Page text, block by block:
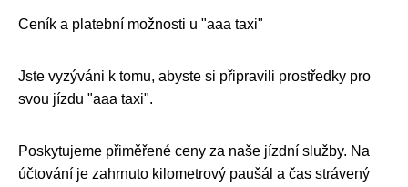
Ceník a platební možnosti u "aaa taxi"
Jste vyzýváni k tomu, abyste si připravili prostředky pro
svou jízdu "aaa taxi".
Poskytujeme přiměřené ceny za naše jízdní služby. Na
účtování je zahrnuto kilometrový paušál a čas strávený